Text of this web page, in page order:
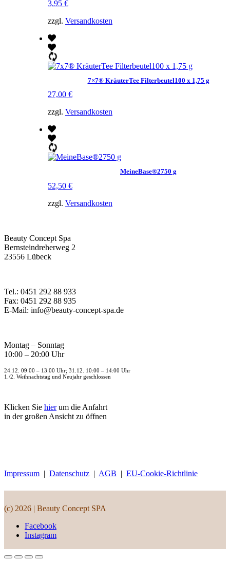
3,95 €
zzgl. Versandkosten
7×7® KräuterTee Filterbeutel100 x 1,75 g
27,00 €
zzgl. Versandkosten
MeineBase®2750 g
52,50 €
zzgl. Versandkosten
Beauty Concept Spa
Bernsteindreherweg 2
23556 Lübeck
Tel.: 0451 292 88 933
Fax: 0451 292 88 935
E-Mail: info@beauty-concept-spa.de
Montag – Sonntag
10:00 – 20:00 Uhr
24.12. 09:00 – 13:00 Uhr; 31.12. 10:00 – 14:00 Uhr
1./2. Weihnachtstag und Neujahr geschlossen
Klicken Sie hierum die Anfahrt
in der großen Ansicht zu öffnen
Impressum | Datenschutz | AGB | EU-Cookie-Richtlinie
(c) 2026 | Beauty Concept SPA
Facebook
Instagram